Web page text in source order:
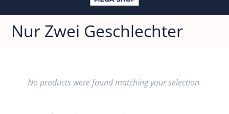
Nur Zwei Geschlechter
No products were found matching your selection.